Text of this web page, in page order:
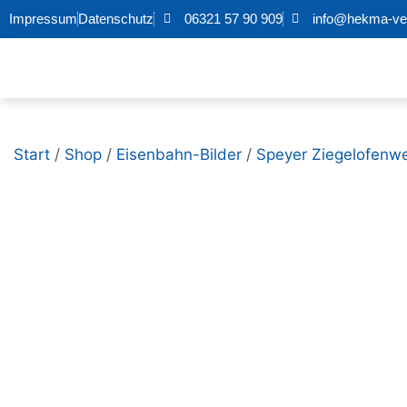
ImpressumDatenschutz 06321 57 90 909 info@hekma-
Start / Shop / Eisenbahn-Bilder / Speyer